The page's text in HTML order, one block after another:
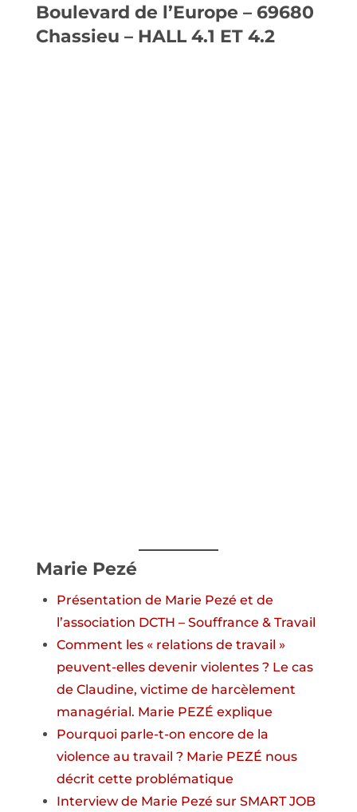
Boulevard de l’Europe – 69680
Chassieu – HALL 4.1 ET 4.2
Marie Pezé
Présentation de Marie Pezé et de
l’association DCTH – Souffrance & Travail
Comment les « relations de travail »
peuvent-elles devenir violentes ? Le cas
de Claudine, victime de harcèlement
managérial. Marie PEZÉ explique
Pourquoi parle-t-on encore de la
violence au travail ? Marie PEZÉ nous
décrit cette problématique
Interview de Marie Pezé sur SMART JOB